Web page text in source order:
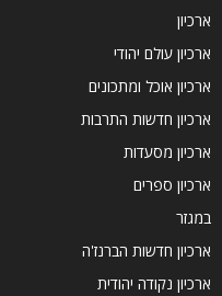
ארכיון
ארכיון עולם יהודי
ארכיון אוכל ומתכונים
ארכיון חדשות התרבות
ארכיון מסעדות
ארכיון ספרים
במגזר
ארכיון חדשות הברנז'ה
ארכיון נקודה יהודית